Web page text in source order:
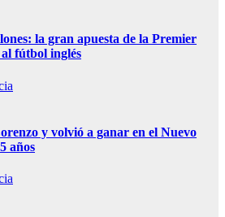
la gran apuesta de la Premier
fútbol inglés
y volvió a ganar en el Nuevo
años